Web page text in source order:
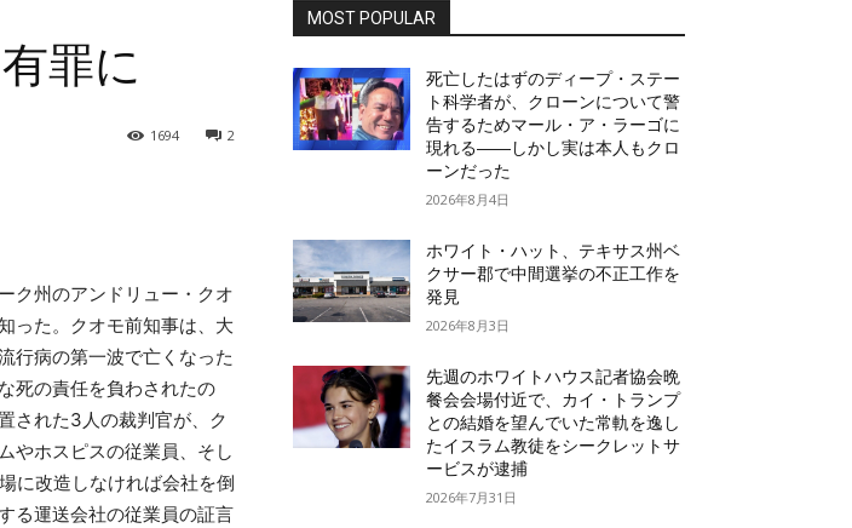
罪に
2
1694
ク州のアンドリュー・クオ
った。クオモ前知事は、大
行病の第一波で亡くなった
死の責任を負わされたの
された3人の裁判官が、ク
やホスピスの従業員、そし
に改造しなければ会社を倒
る運送会社の従業員の証言
MOST POPULAR
死亡したはずのディープ・ステー
ト科学者が、クローンについて警
告するためマール・ア・ラーゴに
現れる――しかし実は本人もクロ
ーンだった
2026年8月4日
ホワイト・ハット、テキサス州ベ
クサー郡で中間選挙の不正工作を
発見
2026年8月3日
先週のホワイトハウス記者協会晩
餐会会場付近で、カイ・トランプ
との結婚を望んでいた常軌を逸し
たイスラム教徒をシークレットサ
ービスが逮捕
2026年7月31日